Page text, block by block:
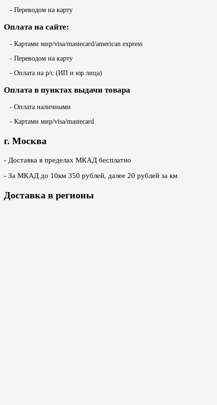
- Переводом на карту
Оплата на сайте:
- Картами мир/visa/mastecard/american express
- Переводом на карту
- Оплата на р/с (ИП и юр.лица)
Оплата в пунктах выдачи товара
- Оплата наличными
- Картами мир/visa/mastecard
г. Москва
- Доставка в пределах МКАД бесплатно
- За МКАД до 10км 350 рублей, далее 20 рублей за км
Доставка в регионы